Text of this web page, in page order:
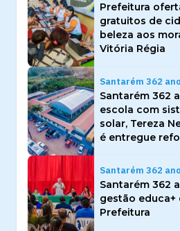
Prefeitura
gratuitos de
beleza aos
Vitória Régia
Santarém 362
Santarém 362
escola com
solar, Tereza
é entregue
Santarém 362
Santarém 362
gestão educa+
Prefeitura